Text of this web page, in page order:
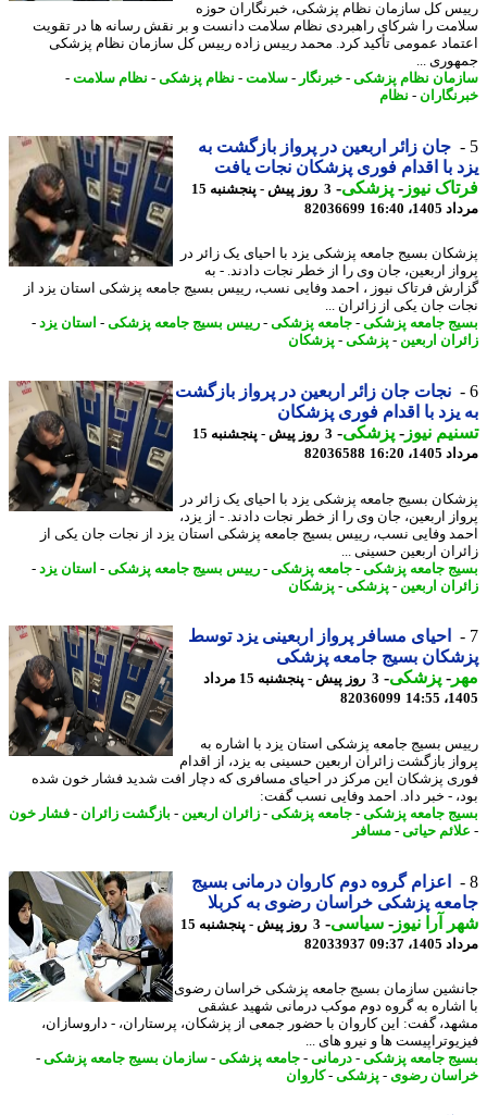
کل سازمان نظام پزشکی، خبرنگاران حوزه
را شرکای راهبردی نظام سلامت دانست و بر نقش رسانه ها در تقویت
عمومی تأکید کرد. محمد رییس زاده رییس کل سازمان نظام پزشکی
...
نظام پزشکی-خبرنگار -سلامت-نظام پزشکی-نظام سلامت-
- نظام
جان زائر اربعین در پرواز بازگشت به
با اقدام فوری پزشکان نجات یافت
نیوز-پزشکی-
3 روز پیش - پنجشنبه 15
16:40
82036699
بسیج جامعه پزشکی یزد با احیای یک زائر در
اربعین، جان وی را از خطر نجات دادند. - به
فرتاک نیوز ، احمد وفایی نسب، رییس بسیج جامعه پزشکی استان یزد از
جان یکی از زائران ...
جامعه پزشکی-جامعه پزشکی-رییس بسیج جامعه پزشکی-استان یزد-
اربعین -پزشکی-پزشکان
نجات جان زائر اربعین در پرواز بازگشت
یزد با اقدام فوری پزشکان
نیوز-پزشکی-
3 روز پیش - پنجشنبه 15
16:20
82036588
بسیج جامعه پزشکی یزد با احیای یک زائر در
اربعین، جان وی را از خطر نجات دادند. - از یزد،
وفایی نسب، رییس بسیج جامعه پزشکی استان یزد از نجات جان یکی از
اربعین حسینی ...
جامعه پزشکی-جامعه پزشکی-رییس بسیج جامعه پزشکی-استان یزد-
اربعین -پزشکی-پزشکان
احیای مسافر پرواز اربعینی یزد توسط
بسیج جامعه پزشکی
-پزشکی-
3 روز پیش - پنجشنبه 15 مرداد
82036099
بسیج جامعه پزشکی استان یزد با اشاره به
بازگشت زائران اربعین حسینی به یزد، از اقدام
پزشکان این مرکز در احیای مسافری که دچار افت شدید فشار خون شده
- خبر داد. احمد وفایی نسب گفت:
جامعه پزشکی-جامعه پزشکی-زائران اربعین -بازگشت زائران-
فشار خون
حیاتی-مسافر
اعزام گروه دوم کاروان درمانی بسیج
پزشکی خراسان رضوی به کربلا
آرا نیوز-سیاسی-
3 روز پیش - پنجشنبه 15
09:37
82033937
سازمان بسیج جامعه پزشکی خراسان رضوی
به گروه دوم موکب درمانی شهید عشقی
گفت: این کاروان با حضور جمعی از پزشکان، پرستاران، - داروسازان،
ها و نیرو های ...
جامعه پزشکی-درمانی-جامعه پزشکی-سازمان بسیج جامعه پزشکی-
رضوی-پزشکی-کاروان